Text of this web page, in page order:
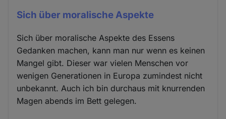
Sich über moralische Aspekte
Sich über moralische Aspekte des Essens
Gedanken machen, kann man nur wenn es keinen
Mangel gibt. Dieser war vielen Menschen vor
wenigen Generationen in Europa zumindest nicht
unbekannt. Auch ich bin durchaus mit knurrenden
Magen abends im Bett gelegen.